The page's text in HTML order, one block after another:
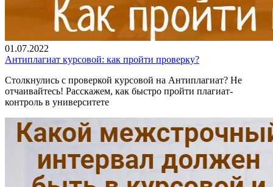
01.07.2022
Антиплагиат курсовой: как пройти проверку?
Столкнулись с проверкой курсовой на Антиплагиат? Не
отчаивайтесь! Расскажем, как быстро пройти плагиат-
контроль в университете